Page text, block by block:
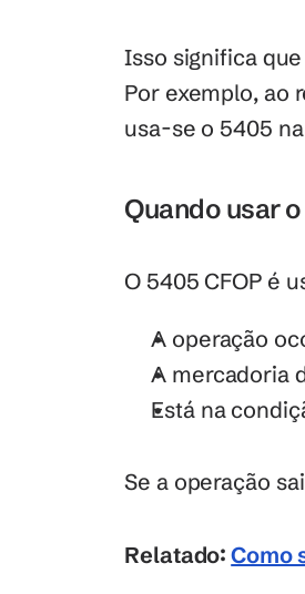
Isso significa
Por exemplo, ao
usa-se o 5405
Quando usar
O 5405 CFOP é
A operação
A mercadoria
Está na
Se a operação
Relatado: Como